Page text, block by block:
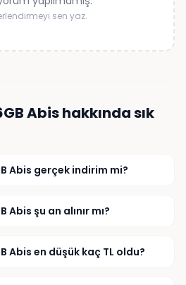
sen yaz.
Abishakkında sık
Abis gerçek indirim mi?
Abis şu an alınır mı?
Abis en düşük kaç TL oldu?